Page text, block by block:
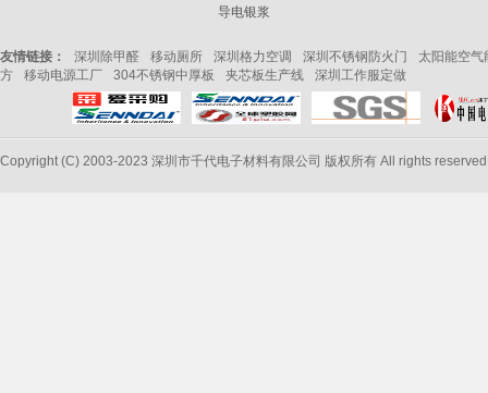
导电银浆
友情链接： 深圳除甲醛 移动厕所 深圳格力空调 深圳不锈钢防火门
太阳能空气
方
移动电源工厂 304不锈钢中厚板 夹芯板生产线 深圳工作服定做
Copyright (C) 2003-2023 深圳市千代电子材料有限公司 版权所有 All rights